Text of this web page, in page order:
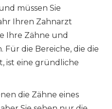
müssen Sie
Ihren Zahnarzt
Ihre Zähne und
Für die Bereiche, die die
ist eine gründliche
die Zähne eines